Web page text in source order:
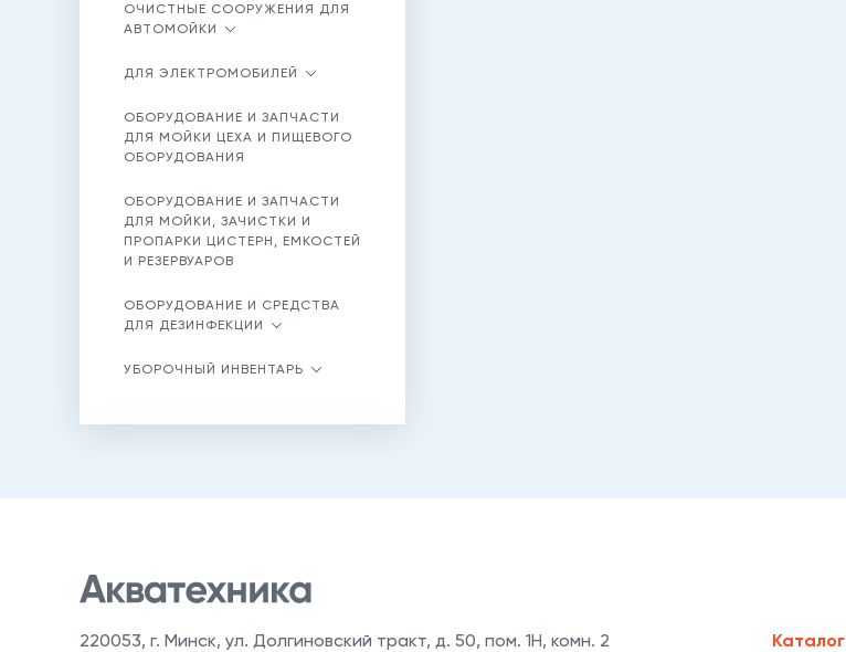
ОЧИСТНЫЕ СООРУЖЕНИЯ ДЛЯ
АВТОМОЙКИ
ДЛЯ ЭЛЕКТРОМОБИЛЕЙ
ОБОРУДОВАНИЕ И ЗАПЧАСТИ
ДЛЯ МОЙКИ ЦЕХА И ПИЩЕВОГО
ОБОРУДОВАНИЯ
ОБОРУДОВАНИЕ И ЗАПЧАСТИ
ДЛЯ МОЙКИ, ЗАЧИСТКИ И
ПРОПАРКИ ЦИСТЕРН, ЕМКОСТЕЙ
И РЕЗЕРВУАРОВ
ОБОРУДОВАНИЕ И СРЕДСТВА
ДЛЯ ДЕЗИНФЕКЦИИ
УБОРОЧНЫЙ ИНВЕНТАРЬ
220053, г. Минск, ул. Долгиновский тракт, д. 50, пом. 1Н, комн. 2 Каталог